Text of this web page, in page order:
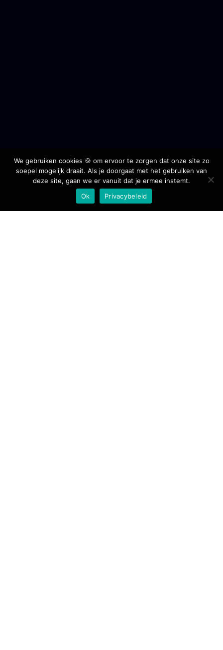
We gebruiken cookies 🍪 om ervoor te zorgen dat onze site zo
soepel mogelijk draait. Als je doorgaat met het gebruiken van
deze site, gaan we er vanuit dat je ermee instemt.
Ok
Privacybeleid